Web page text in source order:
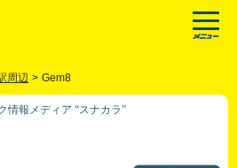
周辺 > Gem8
情報メディア “スナカラ”